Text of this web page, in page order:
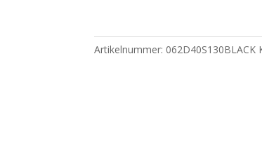
Artikelnummer: 062D40S130BLACK